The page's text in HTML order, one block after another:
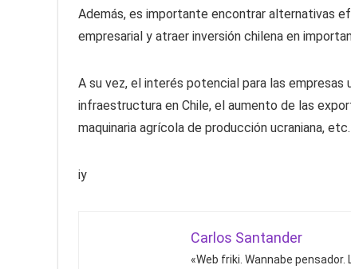
Además, es importante encontrar alternativas
empresarial y atraer inversión chilena en
A su vez, el interés potencial para las
infraestructura en Chile, el aumento de las
maquinaria agrícola de producción ucraniana, etc.
iy
Carlos Santander
«Web friki. Wannabe